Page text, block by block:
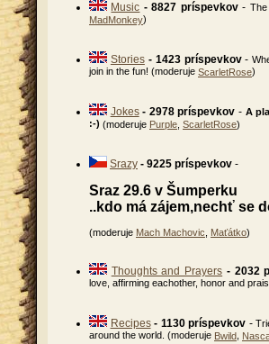
Music - 8827 príspevkov-
MadMonkey)
Stories - 1423 príspevkov-
join in the fun! (moderuje ScarletRose)
Jokes - 2978 príspevkov - A
:-) (moderuje Purple ScarletRose)
Srazy - 9225 príspevkov -
Sraz 29.6 v Šumperku
..kdo má zájem,nechť se
(moderuje Mach Machovic Maťátko)
Thoughts and Prayers - 2032
love, affirming eachother, honor and
Recipes - 1130 príspevkov -
around the world. (moderuje Bwild,